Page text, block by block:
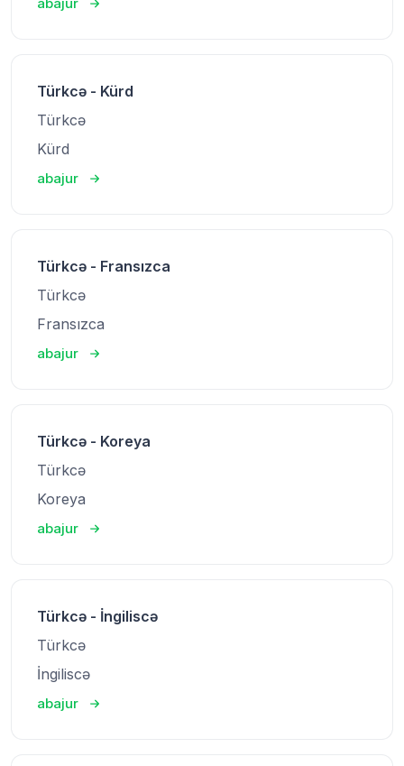
Türkcə - Kürd
Türkcə
Kürd
abajur
Türkcə - Fransızca
Türkcə
Fransızca
abajur
Türkcə - Koreya
Türkcə
Koreya
abajur
Türkcə - İngiliscə
Türkcə
İngiliscə
abajur